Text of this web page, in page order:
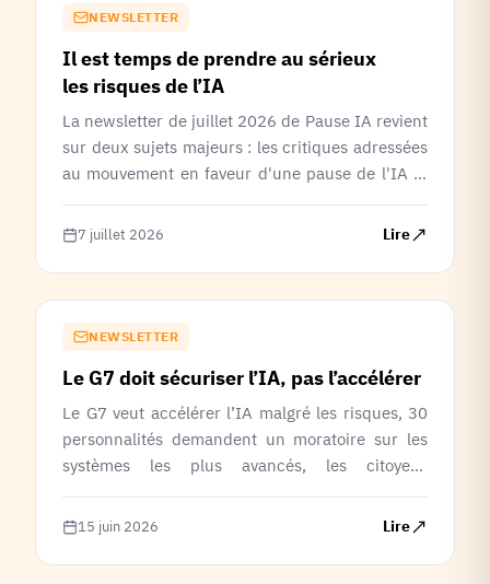
enjeux un véritable sujet de débat public.
NEWSLETTER
Il est temps de prendre au sérieux
les risques de l’IA
La newsletter de juillet 2026 de Pause IA revient
sur deux sujets majeurs : les critiques adressées
au mouvement en faveur d'une pause de l'IA et
les conclusions d'une étude du MIT estimant
qu'un large éventail de risques liés à l'IA
conséquences catastrophiques, appelant à un
renforcement de la gouvernance et des mesures
de sécurité.
7 juillet 2026 Lire
NEWSLETTER
Le G7 doit sécuriser l’IA, pas l’accélérer
Le G7 veut accélérer l’IA malgré les risques, 30
personnalités demandent un moratoire sur les
systèmes les plus avancés, les citoyens
réclament majoritairement un ralentissement, et
PauseIA appelle les dirigeants à placer la
15 juin 2026 Lire